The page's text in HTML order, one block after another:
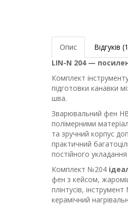
Опис
Відгуків
LIN-N 204 —
Комплект
підготовки канавки
шва.
Зварювальний фен
полімерними
та зручний корпус
практичний
постійного
Комплект №204
фен з кейсом,
плінтусів,
керамічний